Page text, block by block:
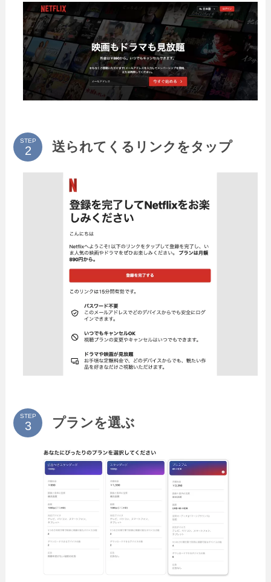
STEP 送られてくるリンクをタップ
STEP プランを選ぶ